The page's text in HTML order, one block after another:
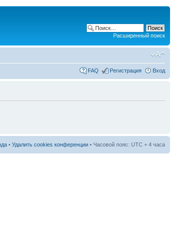
Расширенный поиск
FAQ Регистрация Вход
• Удалить cookies конференции • Часовой пояс: UTC + 4 часа